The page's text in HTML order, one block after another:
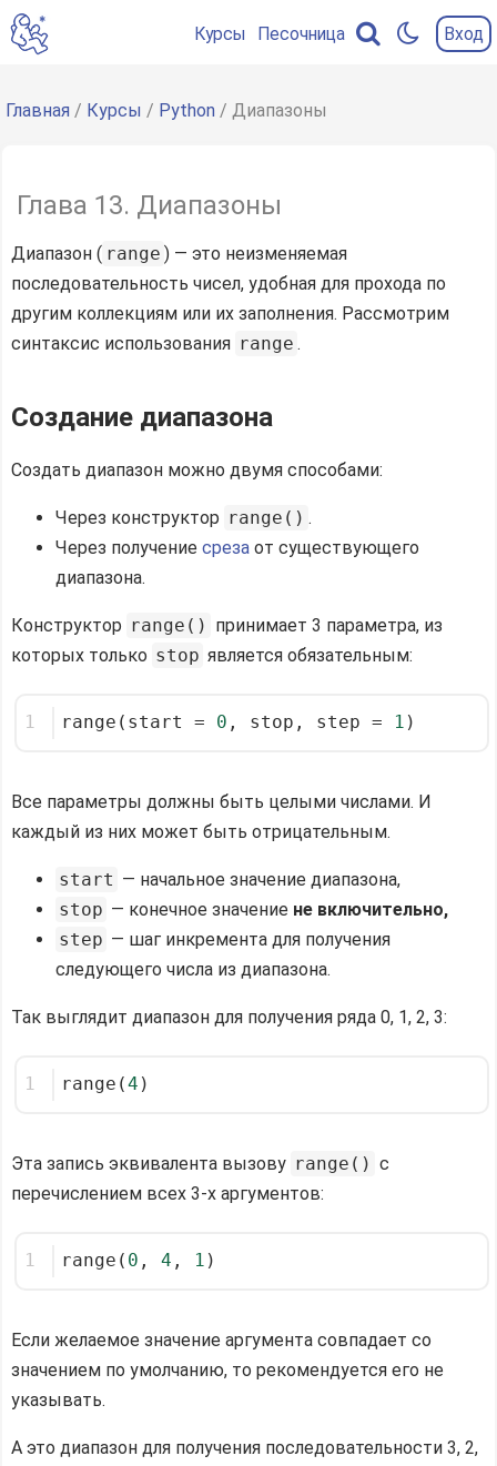
Содержание
Диапазоны
циклы
Операции
над
реализации
Резюмируем
Курсы Песочница Вход
Главная / Курсы / Python / Диапазоны
Глава 13. Диапазоны
Диапазон ( range ) — это неизменяемая
последовательность чисел, удобная для прохода по
другим коллекциям или их заполнения. Рассмотрим
синтаксис использования range .
Создание диапазона
Создать диапазон можно двумя способами:
Через конструктор range() .
Через получение среза от существующего
диапазона.
Конструктор range() принимает 3 параметра, из
которых только stop является обязательным:
1 range(start = 0 , stop, step = 1 )
Все параметры должны быть целыми числами. И
каждый из них может быть отрицательным.
start — начальное значение диапазона,
stop — конечное значение не включительно,
step — шаг инкремента для получения
следующего числа из диапазона.
Так выглядит диапазон для получения ряда 0, 1, 2, 3:
1 range(4 )
Эта запись эквивалента вызову range() с
перечислением всех 3-х аргументов:
1 range( 0 , 4 , 1 )
Если желаемое значение аргумента совпадает со
значением по умолчанию, то рекомендуется его не
указывать.
А это диапазон для получения последовательности 3, 2,